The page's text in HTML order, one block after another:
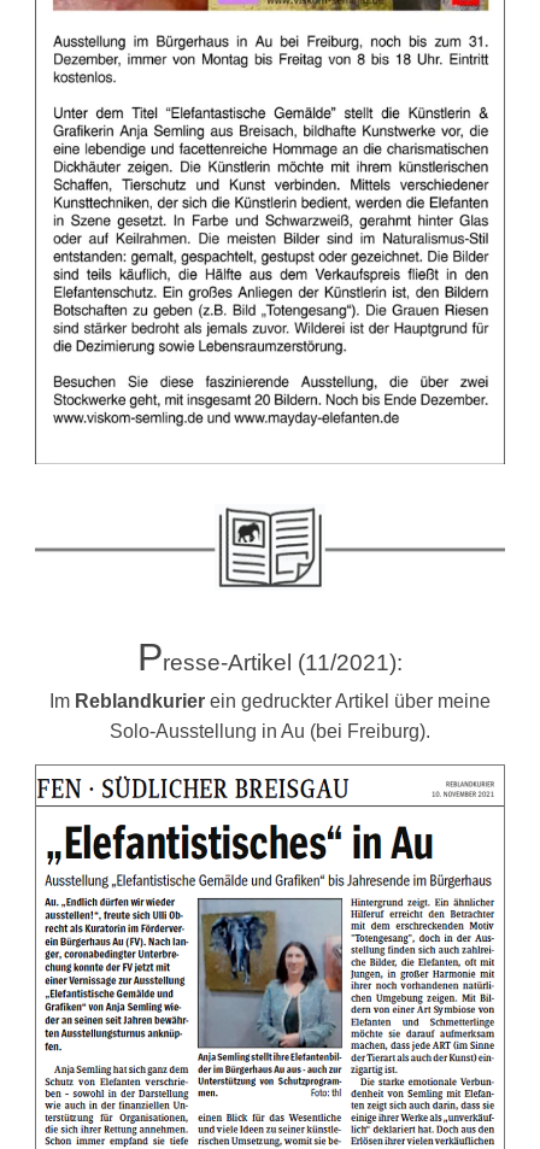
Presse-Artikel (11/2021):
Im Reblandkurierein gedruckter Artikel über meine
Solo-Ausstellung in Au (bei Freiburg).